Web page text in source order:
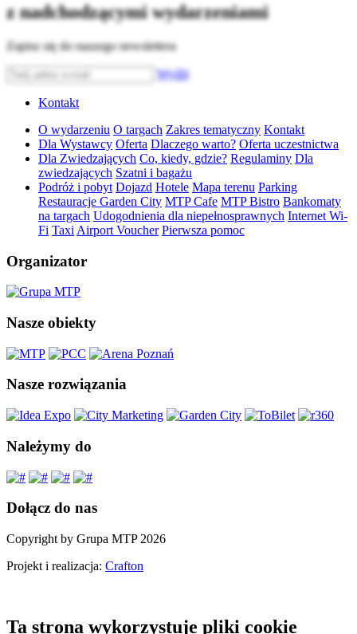
z nadchodzącymi wydarzeniami
Zapisz się do naszego newslettera
Wyślij
Kontakt
O wydarzeniu O targach Zakres tematyczny Kontakt
Dla Wystawcy Oferta Dlaczego warto? Oferta uczestnictwa
Dla Zwiedzających Co, kiedy, gdzie? Regulaminy Dla
zwiedzających Szatni i bagażu
Podróż i pobyt Dojazd Hotele Mapa terenu Parking
Restauracje Garden City MTP Cafe MTP Bistro Bankomaty
na targach Udogodnienia dla niepełnosprawnych Internet Wi-
Fi Taxi Airport Voucher Pierwsza pomoc
Organizator
Nasze obiekty
Nasze rozwiązania
Należymy do
Dołącz do nas
Copyright by Grupa MTP 2026
Projekt i realizacja: Crafton
Ta strona wykorzystuje pliki cookie